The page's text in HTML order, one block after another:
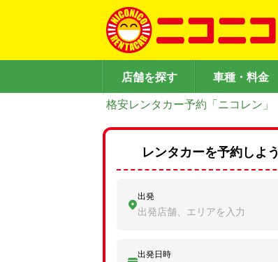
店舗を探す 車種・料金
格安レンタカー予約「ニコレン」
レンタカーを予約しよう
出発
出発店舗、エリアを入力
出発日時